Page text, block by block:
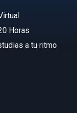
Horas
a tu ritmo